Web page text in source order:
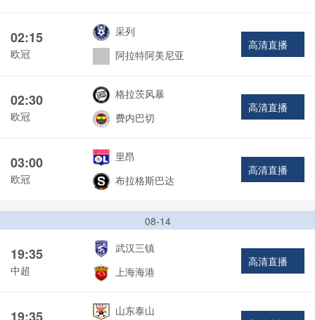
02:15
欧冠
采列
阿拉特阿美尼亚
高清直播
02:30
欧冠
格拉茨风暴
费内巴切
高清直播
03:00
欧冠
里昂
布拉格斯巴达
高清直播
08-14
19:35
中超
武汉三镇
上海海港
高清直播
19:35
山东泰山